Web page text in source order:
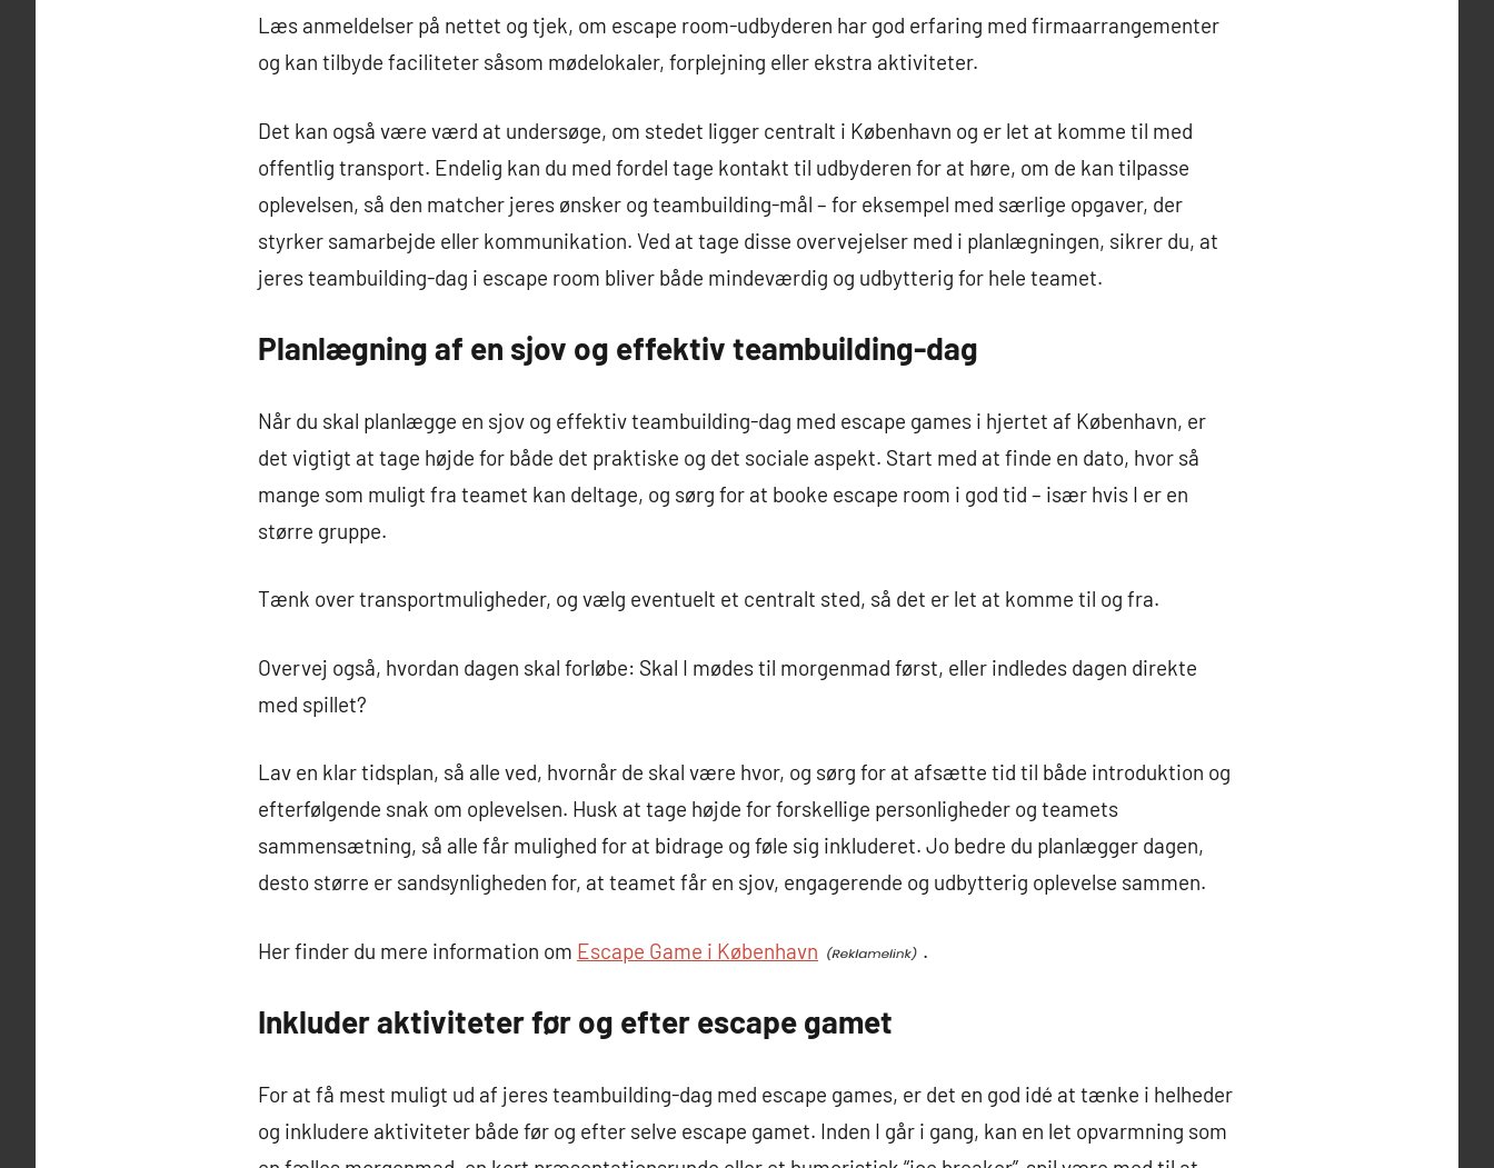
Læs anmeldelser på nettet og tjek, om escape room-udbyderen har god erfaring med firmaarrangementer
og kan tilbyde faciliteter såsom mødelokaler, forplejning eller ekstra aktiviteter.
Det kan også være værd at undersøge, om stedet ligger centralt i København og er let at komme til med
offentlig transport. Endelig kan du med fordel tage kontakt til udbyderen for at høre, om de kan tilpasse
oplevelsen, så den matcher jeres ønsker og teambuilding-mål – for eksempel med særlige opgaver, der
styrker samarbejde eller kommunikation. Ved at tage disse overvejelser med i planlægningen, sikrer du, at
jeres teambuilding-dag i escape room bliver både mindeværdig og udbytterig for hele teamet.
Planlægning af en sjov og effektiv teambuilding-dag
Når du skal planlægge en sjov og effektiv teambuilding-dag med escape games i hjertet af København, er
det vigtigt at tage højde for både det praktiske og det sociale aspekt. Start med at finde en dato, hvor så
mange som muligt fra teamet kan deltage, og sørg for at booke escape room i god tid – især hvis I er en
større gruppe.
Tænk over transportmuligheder, og vælg eventuelt et centralt sted, så det er let at komme til og fra.
Overvej også, hvordan dagen skal forløbe: Skal I mødes til morgenmad først, eller indledes dagen direkte
med spillet?
Lav en klar tidsplan, så alle ved, hvornår de skal være hvor, og sørg for at afsætte tid til både introduktion og
efterfølgende snak om oplevelsen. Husk at tage højde for forskellige personligheder og teamets
sammensætning, så alle får mulighed for at bidrage og føle sig inkluderet. Jo bedre du planlægger dagen,
desto større er sandsynligheden for, at teamet får en sjov, engagerende og udbytterig oplevelse sammen.
Her finder du mere information om Escape Game i København .
Inkluder aktiviteter før og efter escape gamet
For at få mest muligt ud af jeres teambuilding-dag med escape games, er det en god idé at tænke i helheder
og inkludere aktiviteter både før og efter selve escape gamet. Inden I går i gang, kan en let opvarmning som